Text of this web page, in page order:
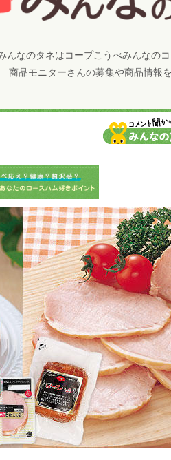
んなのタネはコープこうべみんなの
商品モニターさんの募集や商品情報